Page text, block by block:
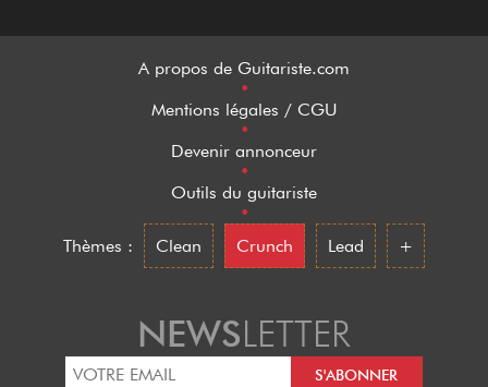
Fairfield Circuitry
Fane
A propos de Guitariste.com
•
Mentions légales / CGU
•
Devenir annonceur
•
Outils du guitariste
•
Thèmes :
Clean Crunch Lead +
NEWSLETTER